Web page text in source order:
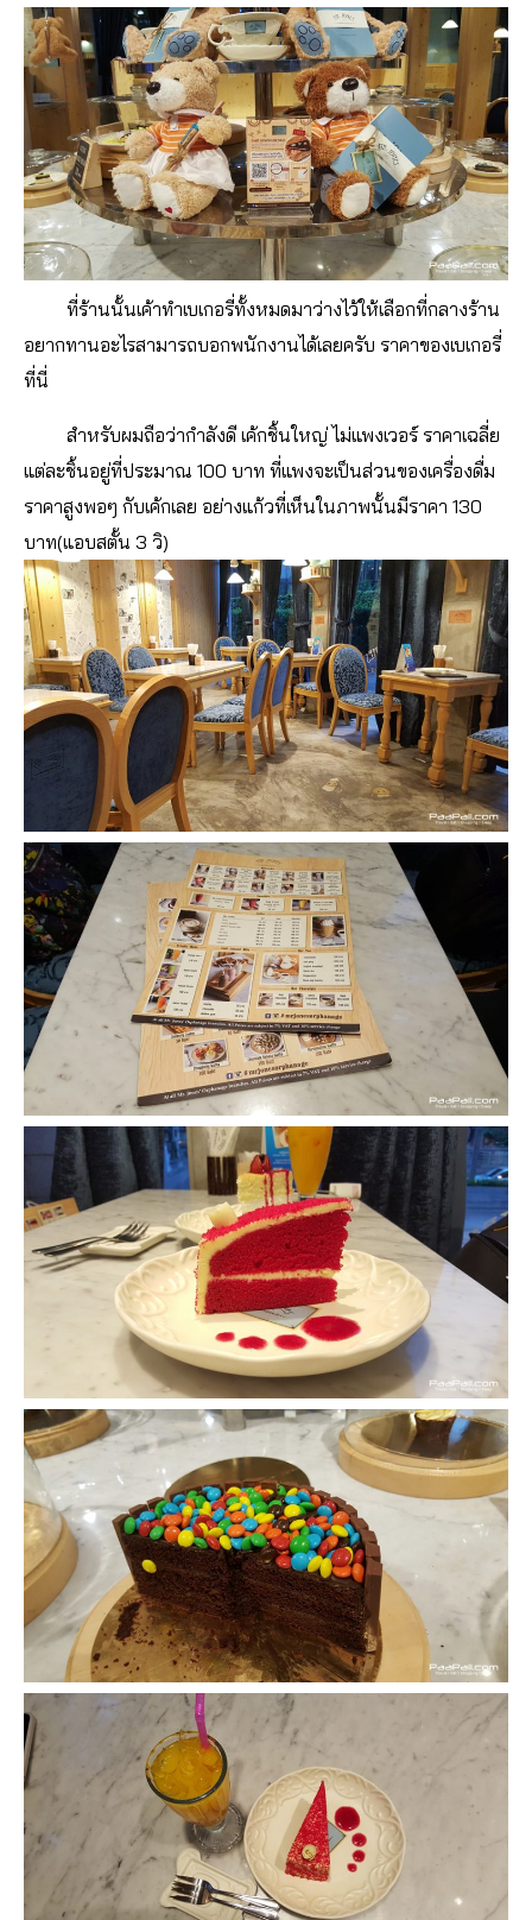
ที่ร้านนั้นเค้าทำเบเกอรี่ทั้งหมดมาว่างไว้ให้เลือกที่กลางร้าน
อยากทานอะไรสามารถบอกพนักงานได้เลยครับ ราคาของเบเกอรี่
ที่นี่
สำหรับผมถือว่ากำลังดี เค้กชิ้นใหญ่ ไม่แพงเวอร์ ราคาเฉลี่ย
แต่ละชิ้นอยู่ที่ประมาณ 100 บาท ที่แพงจะเป็นส่วนของเครื่องดื่ม
ราคาสูงพอๆ กับเค้กเลย อย่างแก้วที่เห็นในภาพนั้นมีราคา 130
บาท(แอบสตั้น 3 วิ)